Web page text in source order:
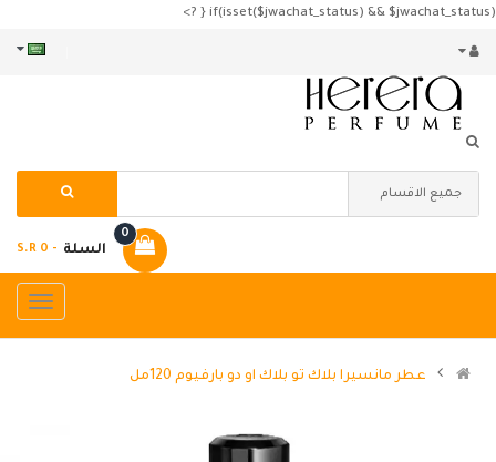
if(isset($jwachat_status) && $jwachat_status) { ?>
السلة
0
- S.R 0
عطر مانسيرا بلاك تو بلاك او دو بارفيوم 120مل